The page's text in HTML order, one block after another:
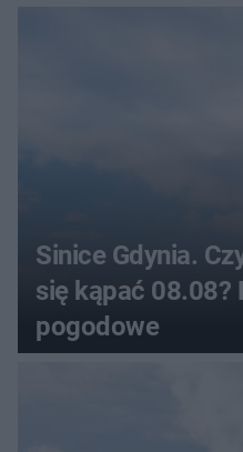
Sinice Gdynia.
się kąpać 08.08?
pogodowe